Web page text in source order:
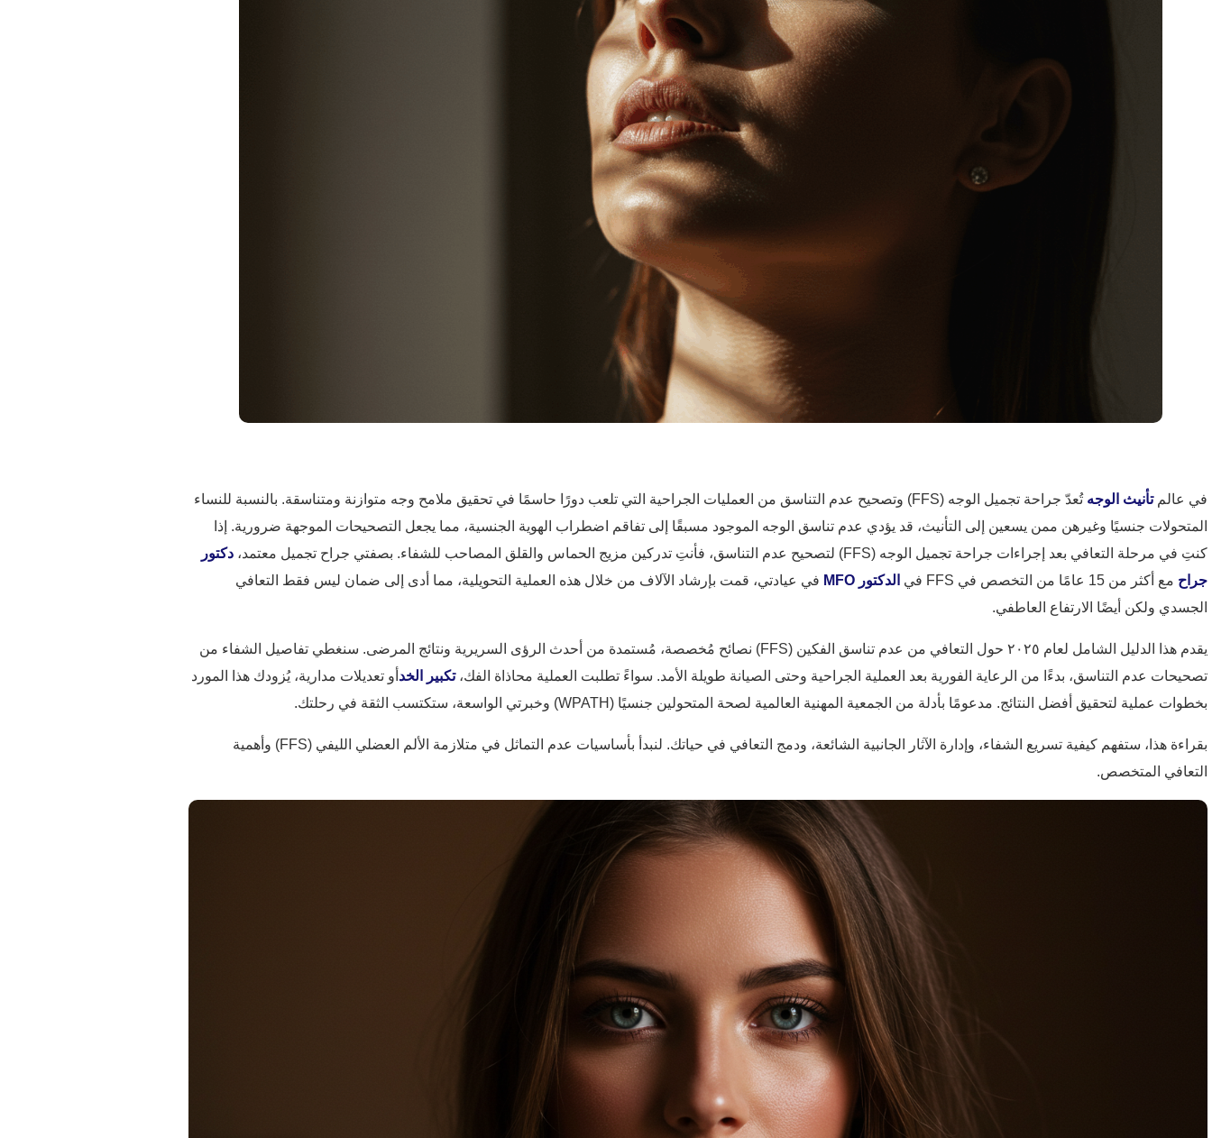
في عالمتأنيث الوجه
تُعدّ جراحة تجميل الوجه (FFS) وتصحيح عدم التناسق من العمليات الجراحية التي تلعب دورًا حاسمًا في تحقيق ملامح وجه متوازنة ومتناسقة. بالنسبة للنساء
المتحولات جنسيًا وغيرهن ممن يسعين إلى التأنيث، قد يؤدي عدم تناسق الوجه الموجود مسبقًا إلى تفاقم اضطراب الهوية الجنسية، مما يجعل التصحيحات الموجهة ضرورية. إذا
كنتِ في مرحلة التعافي بعد إجراءات جراحة تجميل الوجه (FFS) لتصحيح عدم التناسق، فأنتِ تدركين مزيج الحماس والقلق المصاحب للشفاء. بصفتي جراح تجميل معتمد،
دكتور
جراح مع أكثر من 15 عامًا من التخصص في FFS في الدكتور MFO
في عيادتي، قمت بإرشاد الآلاف من خلال هذه العملية التحويلية، مما أدى إلى ضمان ليس فقط التعافي
الجسدي ولكن أيضًا الارتفاع العاطفي.
يقدم هذا الدليل الشامل لعام ٢٠٢٥ حول التعافي من عدم تناسق الفكين (FFS) نصائح مُخصصة، مُستمدة من أحدث الرؤى السريرية ونتائج المرضى. سنغطي تفاصيل الشفاء من
تصحيحات عدم التناسق، بدءًا من الرعاية الفورية بعد العملية الجراحية وحتى الصيانة طويلة الأمد. سواءً تطلبت العملية محاذاة الفك،تكبير الخد أو تعديلات مدارية، يُزودك هذا المورد
بخطوات عملية لتحقيق أفضل النتائج. مدعومًا بأدلة من الجمعية المهنية العالمية لصحة المتحولين جنسيًا (WPATH) وخبرتي الواسعة، ستكتسب الثقة في رحلتك.
بقراءة هذا، ستفهم كيفية تسريع الشفاء، وإدارة الآثار الجانبية الشائعة، ودمج التعافي في حياتك. لنبدأ بأساسيات عدم التماثل في متلازمة الألم العضلي الليفي (FFS) وأهمية
التعافي المتخصص.